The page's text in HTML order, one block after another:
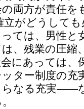
両方が責任を
がどうして
ては、男性と
、残業の圧縮
にあっては、
ター制度の
らなる充実――